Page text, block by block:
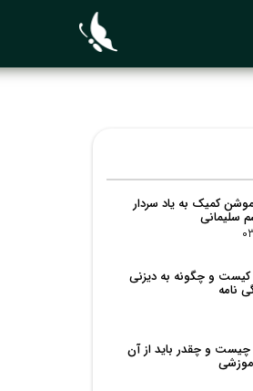
کمیک به یاد سردار
سلیمانی
کیست و چگونه به دیزنی
نامه
و چقدر باید از آن